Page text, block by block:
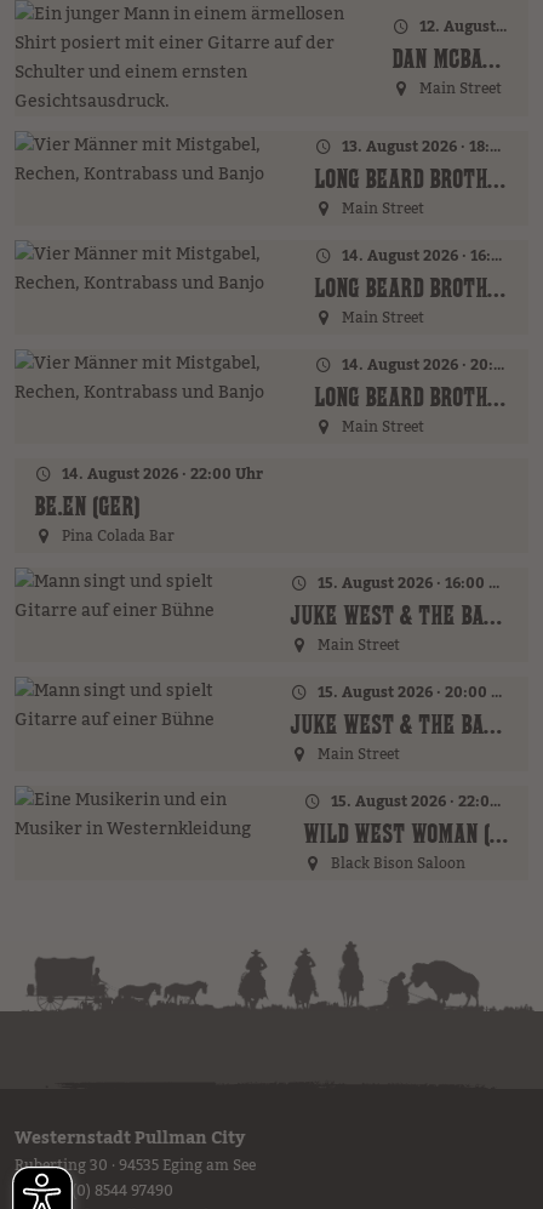
12. August 2026 · 20:00 Uhr
DAN MCBAKER (GER)
Main Street
13. August 2026 · 18:00 Uhr
LONG BEARD BROTHERS (AT)
Main Street
14. August 2026 · 16:00 Uhr – 18:00 Uhr
LONG BEARD BROTHERS (AT)
Main Street
14. August 2026 · 20:00 Uhr
LONG BEARD BROTHERS (AT)
Main Street
14. August 2026 · 22:00 Uhr
BE.EN (GER)
Pina Colada Bar
15. August 2026 · 16:00 Uhr – 18:00 Uhr
JUKE WEST & THE BAND (AT)
Main Street
15. August 2026 · 20:00 Uhr
JUKE WEST & THE BAND (AT)
Main Street
15. August 2026 · 22:00 Uhr
WILD WEST WOMAN (GER)
Black Bison Saloon
Westernstadt Pullman City
Ruberting 30 · 94535 Eging am See
Tel.+49 (0) 8544 97490